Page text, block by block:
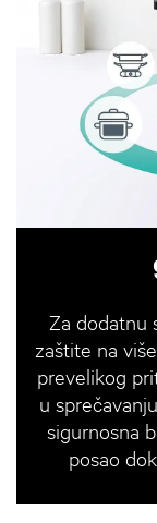
Za dodatnu
zaštite na
prevelikog
u
sigurnosna
posao